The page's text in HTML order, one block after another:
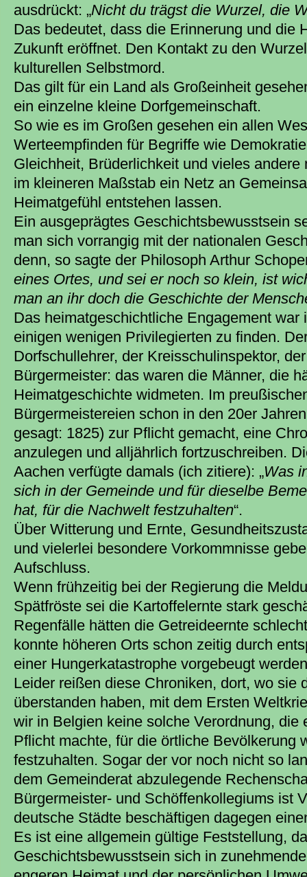
ausdrückt: „Nicht du trägst die Wurzel, die
Das bedeutet, dass die Erinnerung und die
Zukunft eröffnet. Den Kontakt zu den
kulturellen Selbstmord.
Das gilt für ein Land als Großeinheit
ein einzelne kleine Dorfgemeinschaft.
So wie es im Großen gesehen ein allen
Werteempfinden für Begriffe wie
Gleichheit, Brüderlichkeit und vieles
im kleineren Maßstab ein Netz an
Heimatgefühl entstehen lassen.
Ein ausgeprägtes Geschichtsbewusstsein
man sich vorrangig mit der nationalen
denn, so sagte der Philosoph Arthur
eines Ortes, und sei er noch so klein, ist
man an ihr doch die Geschichte der
Das heimatgeschichtliche Engagement war
einigen wenigen Privilegierten zu finden.
Dorfschullehrer, der Kreisschulinspektor,
Bürgermeister: das waren die Männer, die
Heimatgeschichte widmeten. Im
Bürgermeistereien schon in den 20er
gesagt: 1825) zur Pflicht gemacht, eine
anzulegen und alljährlich fortzuschreiben.
Aachen verfügte damals (ich zitiere): „Was
sich in der Gemeinde und für dieselbe
hat, für die Nachwelt festzuhalten“.
Über Witterung und Ernte,
und vielerlei besondere Vorkommnisse
Aufschluss.
Wenn frühzeitig bei der Regierung die
Spätfröste sei die Kartoffelernte stark
Regenfälle hätten die Getreideernte
konnte höheren Orts schon zeitig durch
einer Hungerkatastrophe vorgebeugt
Leider reißen diese Chroniken, dort, wo sie
überstanden haben, mit dem Ersten
wir in Belgien keine solche Verordnung, die
Pflicht machte, für die örtliche Bevölkerung
festzuhalten. Sogar der vor noch nicht so
dem Gemeinderat abzulegende
Bürgermeister- und Schöffenkollegiums ist
deutsche Städte beschäftigen dagegen
Es ist eine allgemein gültige Feststellung,
Geschichtsbewusstsein sich in